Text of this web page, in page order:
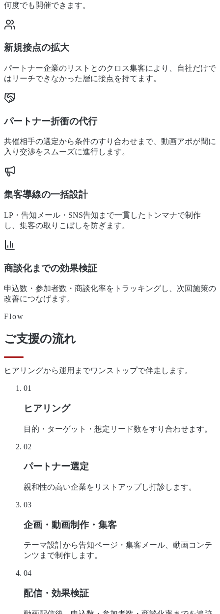
何度でも開催できます。
新規接点の拡大
パートナー企業のリストとのクロス集客により、自社だけで
はリーチできなかった層に接点を持てます。
パートナー折衝の代行
共催相手の選定から条件のすり合わせまで、動画アポが間に
入り交渉をスムーズに進行します。
集客導線の一括設計
LP・告知メール・SNS告知まで一貫したトンマナで制作
し、集客の取りこぼしを防ぎます。
商談化までの効果検証
申込数・参加者数・商談化率をトラッキングし、次回施策の
改善につなげます。
Flow
ご支援の流れ
ヒアリングから運用までワンストップで伴走します。
01
ヒアリング
目的・ターゲット・想定リード数をすり合わせます。
02
パートナー選定
親和性の高い企業をリストアップし打診します。
03
企画・動画制作・集客
テーマ設計から告知ページ・集客メール、動画コンテ
ンツまで制作します。
04
配信・効果検証